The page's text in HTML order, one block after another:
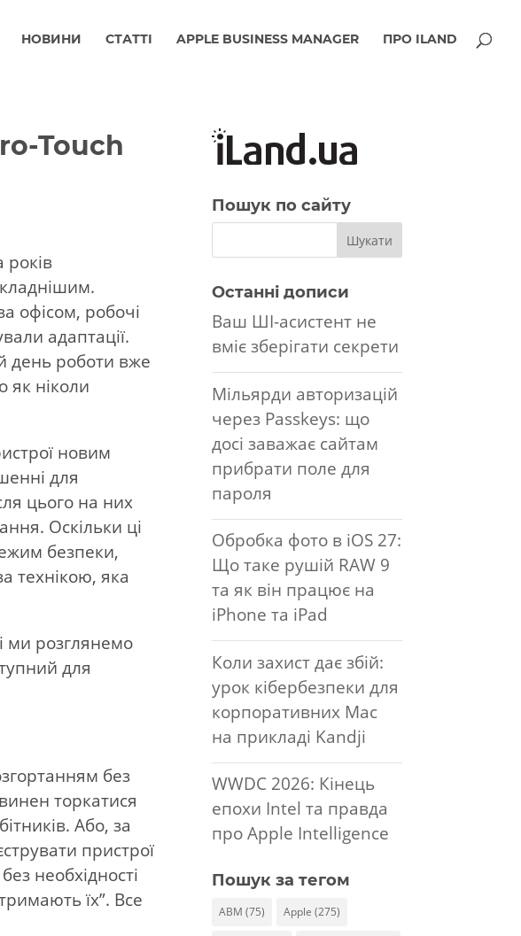
НОВИНИ СТАТТІ APPLE BUSINESS MANAGER ПРО ILAND
Touch
років
офісом, робочі
адаптації.
день роботи вже
як ніколи
новим
для
цього на них
Оскільки ці
безпеки,
технікою, яка
ми розглянемо
для
без
торкатися
Або, за
пристрої
необхідності
їх”. Все
Пошук по сайту
Останні дописи
Ваш ШІ-асистент не
вміє зберігати секрети
Мільярди авторизацій
через Passkeys: що
досі заважає сайтам
прибрати поле для
пароля
Обробка фото в iOS 27:
Що таке рушій RAW 9
та як він працює на
iPhone та iPad
Коли захист дає збій:
урок кібербезпеки для
корпоративних Mac
на прикладі Kandji
WWDC 2026: Кінець
епохи Intel та правда
про Apple Intelligence
Пошук за тегом
ABM (75) Apple (275)